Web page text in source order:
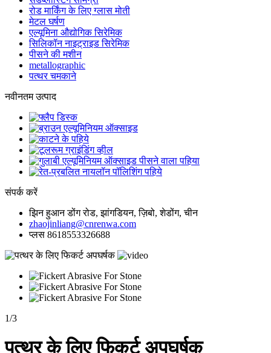
रोड मार्किंग के लिए ग्लास मोती
मेटल घर्षण
एल्यूमिना औद्योगिक सिरेमिक
सिलिकॉन नाइट्राइड सिरेमिक
पीसने की मशीन
metallographic
पत्थर चमकाने
नवीनतम उत्पाद
संपर्क करें
झिन हुआन डोंग रोड, झांगडियन, ज़िबो, शेडोंग, चीन
zhaojinliang@cnrenwa.com
प्लस 8618553326688
1/3
पत्थर के लिए फिकर्ट अपघर्षक